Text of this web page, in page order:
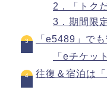
2．「トク
3．期間限
「e5489」で
「eチケッ
往復＆宿泊は